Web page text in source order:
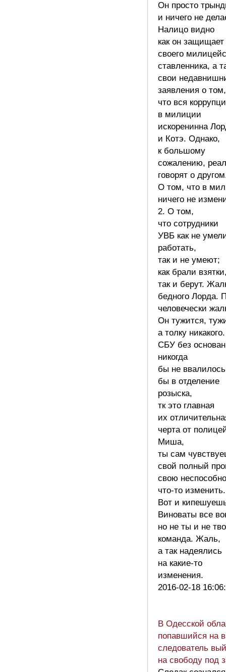
Он просто
и ничего не
Налицо видно
как он защищает
своего
ставленника, а
свои
заявления о том,
что вся
в милиции
искоренинна
и Котэ. Однако,
к большому
сожалению,
говорят о
О том, что в
ничего не
2. О том,
что сотрудники
УВБ как не
работать,
так и не умеют;
как брали
так и берут.
бедного Лорда.
человечески
Он тужится,
а толку никакого.
СБУ без
никогда
бы не ввалилось
бы в отделение
розыска,
тк это главная
их
черта от
Миша,
ты сам
свой полный
свою
что-то изменить.
Вот и
Виноваты все
но не ты и не
команда. Жаль,
а так надеялись
на какие-то
изменения.
2016-02-18
В Одесской
попавшийся на
следователь
на свободу под